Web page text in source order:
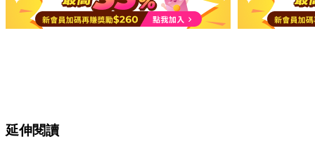
延伸閱讀